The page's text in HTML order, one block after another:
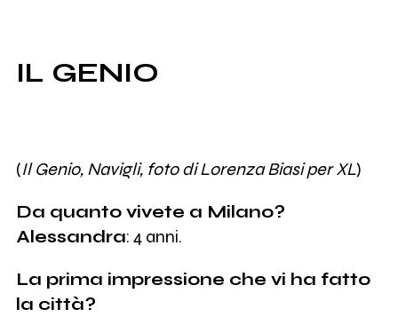
IL GENIO
(Il Genio, Navigli, foto di Lorenza Biasi per XL)
Da quanto vivete a Milano?
Alessandra: 4 anni.
La prima impressione che vi ha fatto
la città?